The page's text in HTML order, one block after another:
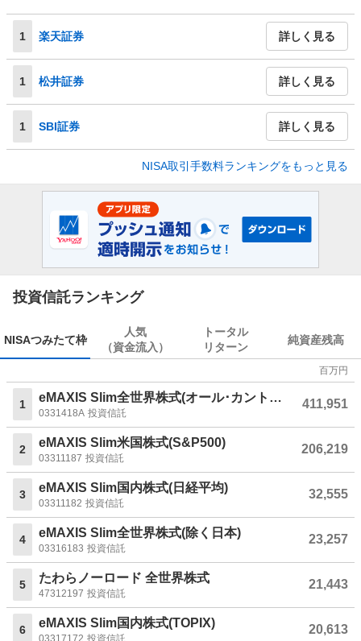
1 楽天証券 詳しく見る
1 松井証券 詳しく見る
1 SBI証券 詳しく見る
NISA取引手数料ランキングをもっと見る
投資信託ランキング
NISAつみたて枠
人気
（資金流入）
トータル
リターン
純資産残高
百万円
1 eMAXIS Slim全世界株式(オール･カントリー)
0331418A 投資信託
411,951
2 eMAXIS Slim米国株式(S&P500)
03311187 投資信託
206,219
3 eMAXIS Slim国内株式(日経平均)
03311182 投資信託
32,555
4 eMAXIS Slim全世界株式(除く日本)
03316183 投資信託
23,257
5 たわらノーロード 全世界株式
47312197 投資信託
21,443
6 eMAXIS Slim国内株式(TOPIX)
03317172 投資信託
20,613